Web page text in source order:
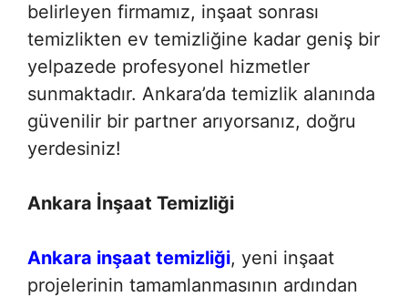
belirleyen firmamız, inşaat sonrası
temizlikten ev temizliğine kadar geniş bir
yelpazede profesyonel hizmetler
sunmaktadır. Ankara’da temizlik alanında
güvenilir bir partner arıyorsanız, doğru
yerdesiniz!
Ankara İnşaat Temizliği
Ankara inşaat temizliği, yeni inşaat
projelerinin tamamlanmasının ardından